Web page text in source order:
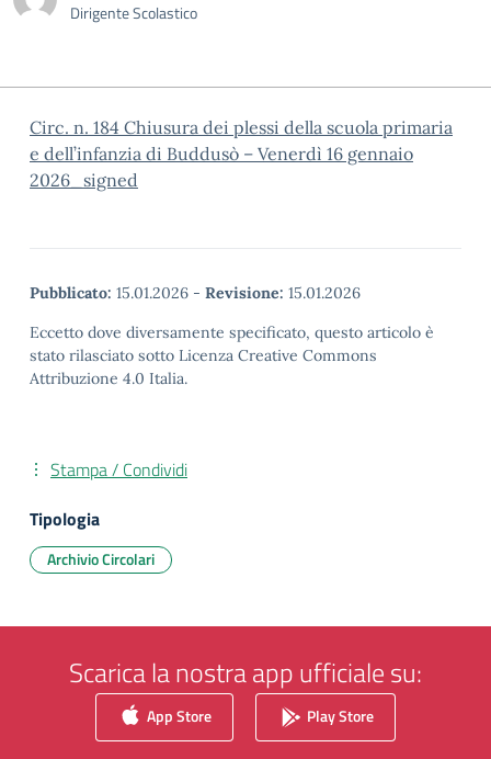
Dirigente Scolastico
Circ. n. 184 Chiusura dei plessi della scuola primaria
e dell’infanzia di Buddusò – Venerdì 16 gennaio
2026_signed
Pubblicato: 15.01.2026 - Revisione: 15.01.2026
Eccetto dove diversamente specificato, questo articolo è
stato rilasciato sotto Licenza Creative Commons
Attribuzione 4.0 Italia.
Stampa / Condividi
Tipologia
Archivio Circolari
Scarica la nostra app ufficiale su:
App Store Play Store